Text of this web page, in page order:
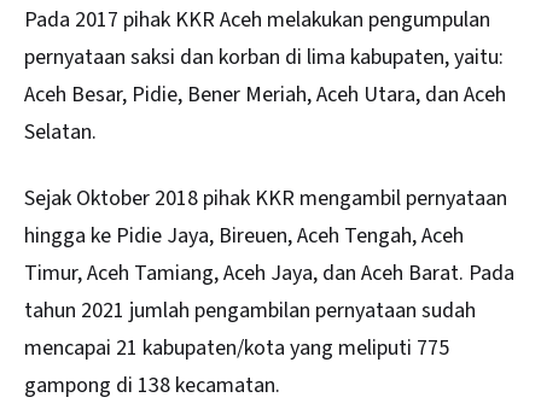
Pada 2017 pihak KKR Aceh melakukan pengumpulan
pernyataan saksi dan korban di lima kabupaten, yaitu:
Aceh Besar, Pidie, Bener Meriah, Aceh Utara, dan Aceh
Selatan.
Sejak Oktober 2018 pihak KKR mengambil pernyataan
hingga ke Pidie Jaya, Bireuen, Aceh Tengah, Aceh
Timur, Aceh Tamiang, Aceh Jaya, dan Aceh Barat. Pada
tahun 2021 jumlah pengambilan pernyataan sudah
mencapai 21 kabupaten/kota yang meliputi 775
gampong di 138 kecamatan.